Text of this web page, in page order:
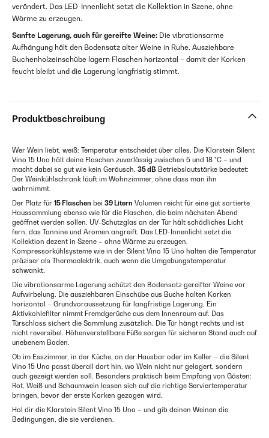
verändert. Das LED-Innenlicht setzt die Kollektion in Szene, ohne
Wärme zu erzeugen.
Sanfte Lagerung, auch für gereifte Weine: Die vibrationsarme
Aufhängung hält den Bodensatz alter Weine in Ruhe. Ausziehbare
Buchenholzeinschübe lagern Flaschen horizontal – damit der Korken
feucht bleibt und die Lagerung langfristig stimmt.
Produktbeschreibung
Wer Wein liebt, weiß: Temperatur entscheidet über alles. Die Klarstein Silent
Vino 15 Uno hält deine Flaschen zuverlässig zwischen 5 und 18 °C – und
macht dabei so gut wie kein Geräusch. 35 dB Betriebslautstärke bedeutet:
Der Weinkühlschrank läuft im Wohnzimmer, ohne dass man ihn
wahrnimmt.
Der Platz für 15 Flaschen bei 39 Litern Volumen reicht für eine gut sortierte
Haussammlung ebenso wie für die Flaschen, die beim nächsten Abend
geöffnet werden sollen. UV-Schutzglas an der Tür hält schädliches Licht
fern, das Tannine und Aromen angreift. Das LED-Innenlicht setzt die
Kollektion dezent in Szene – ohne Wärme zu erzeugen.
Kompressorkühlsysteme wie in der Silent Vino 15 Uno halten die Temperatur
präziser als Thermoelektrik, auch wenn die Umgebungstemperatur
schwankt.
Die vibrationsarme Lagerung schützt den Bodensatz gereifter Weine vor
Aufwirbelung. Die ausziehbaren Einschübe aus Buche halten Korken
horizontal – Grundvoraussetzung für langfristige Lagerung. Ein
Aktivkohlefilter nimmt Fremdgerüche aus dem Innenraum auf. Das
Türschloss sichert die Sammlung zusätzlich. Die Tür hängt rechts und ist
nicht reversibel. Höhenverstellbare Füße sorgen für sicheren Stand auch auf
unebenem Boden.
Ob im Esszimmer, in der Küche, an der Hausbar oder im Keller – die Silent
Vino 15 Uno passt überall dort hin, wo Wein nicht nur gelagert, sondern
auch gezeigt werden soll. Besonders praktisch beim Empfang von Gästen:
Rot, Weiß und Schaumwein lassen sich auf die richtige Serviertemperatur
bringen, bevor der erste Korken gezogen wird.
Hol dir die Klarstein Silent Vino 15 Uno – und gib deinen Weinen die
Bedingungen, die sie verdienen.